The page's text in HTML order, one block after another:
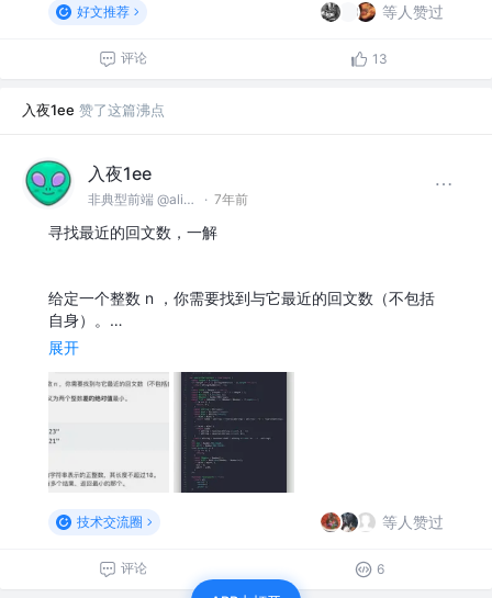
好文推荐 等人赞过
评论 13
入夜1ee 赞了这篇沸点
入夜1ee
非典型前端 @alibaba · 7年前
寻找最近的回文数，一解
给定一个整数 n ，你需要找到与它最近的回文数（不包括
自身）。…
展开
技术交流圈 等人赞过
评论 6